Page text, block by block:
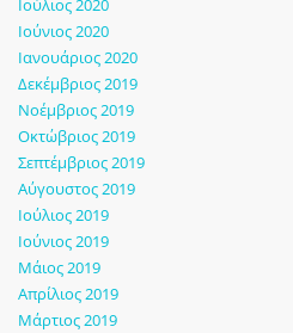
Ιούλιος 2020
Ιούνιος 2020
Ιανουάριος 2020
Δεκέμβριος 2019
Νοέμβριος 2019
Οκτώβριος 2019
Σεπτέμβριος 2019
Αύγουστος 2019
Ιούλιος 2019
Ιούνιος 2019
Μάιος 2019
Απρίλιος 2019
Μάρτιος 2019